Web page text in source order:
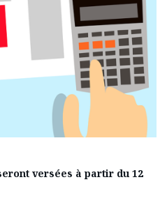
versées à partir du 12